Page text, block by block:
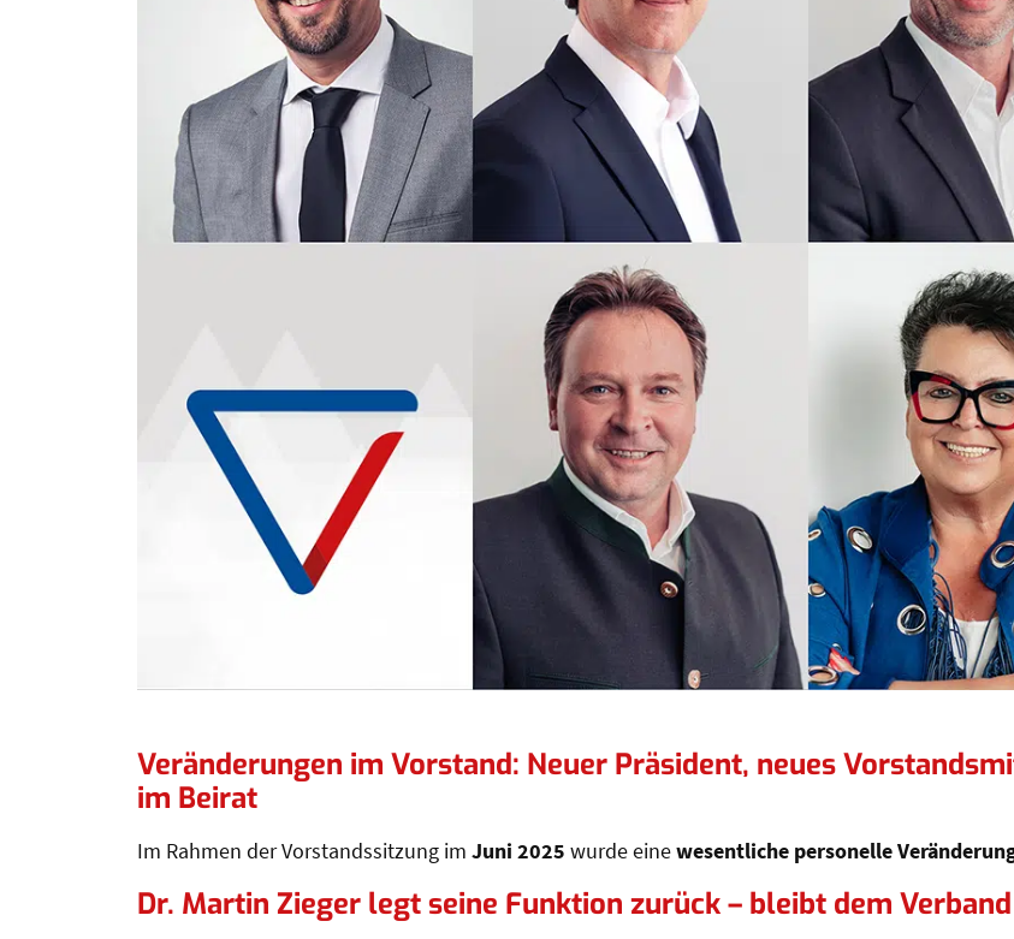
Veränderungen im Vorstand: Neuer Präsident, neues
Veränderungen im Vorstand: Neuer Präsident, neues
im Beirat
Im Rahmen der Vorstandssitzung im Juni 2025 wurde einewesentliche personelle
Dr. Martin Zieger legt seine Funktion zurück – bleibt dem